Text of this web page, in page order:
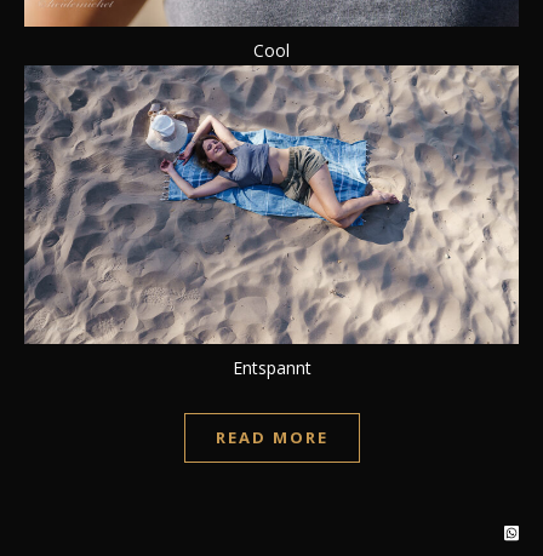
Cool
Entspannt
READ MORE